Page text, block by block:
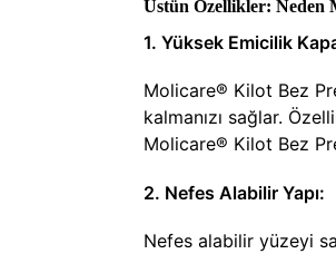
Üstün Özellikler: Neden
1. Yüksek Emicilik
Molicare® Kilot Bez
kalmanızı sağlar.
Molicare® Kilot Bez
2. Nefes Alabilir Yapı:
Nefes alabilir yüzeyi